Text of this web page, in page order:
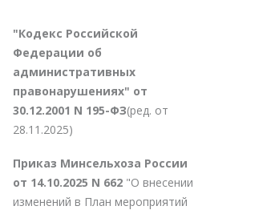
"Кодекс Российской
Федерации об
административных
правонарушениях" от
30.12.2001 N 195-ФЗ(ред. от
28.11.2025)
Приказ Минсельхоза России
от 14.10.2025 N 662 "О внесении
изменений в План мероприятий